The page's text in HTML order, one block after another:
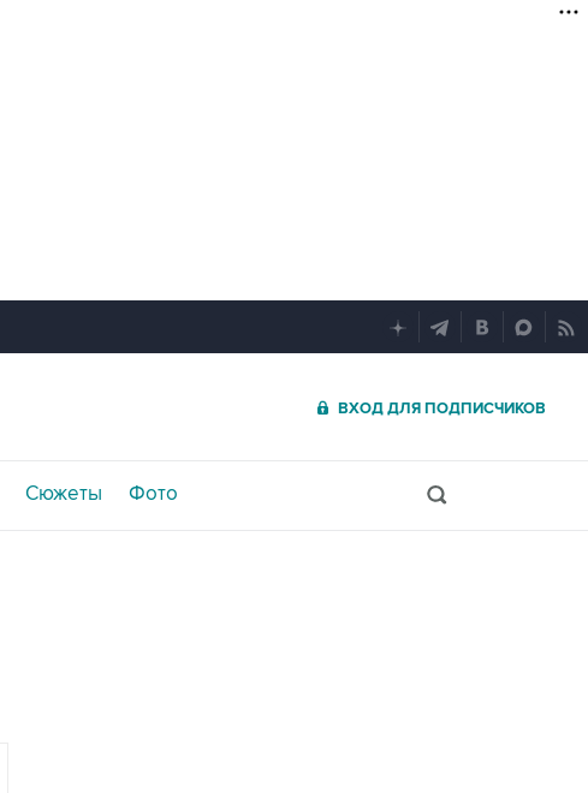
ВХОД ДЛЯ ПОДПИСЧИКОВ
Сюжеты Фото